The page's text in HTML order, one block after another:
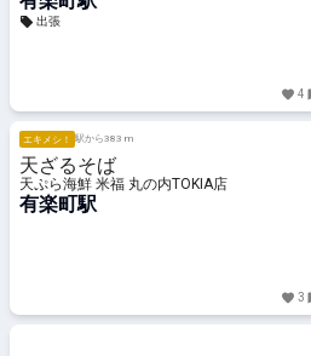
出張
4
エキメシ！ 駅から383 m
天ざるそば
天ぷら海鮮 米福 丸の内TOKIA店
有楽町駅
3